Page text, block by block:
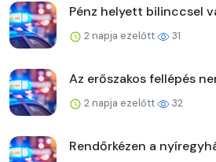
Pénz helyett bilinccsel
2 napja ezelőtt 31
Az erőszakos fellépés
2 napja ezelőtt 32
Rendőrkézen a